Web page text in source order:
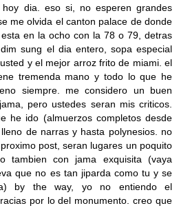
dia. eso si, no esperen grandes
me olvida el canton palace de donde
en la ocho con la 78 o 79, detras
sung el dia entero, sopa especial
y el mejor arroz frito de miami. el
tremenda mano y todo lo que he
siempre. me considero un buen
pero ustedes seran mis criticos.
he ido (almuerzos completos desde
de narras y hasta polynesios. no
post, seran lugares un poquito
tambien con jama exquisita (vaya
que no es tan jiparda como tu y se
by the way, yo no entiendo el
por lo del monumento. creo que